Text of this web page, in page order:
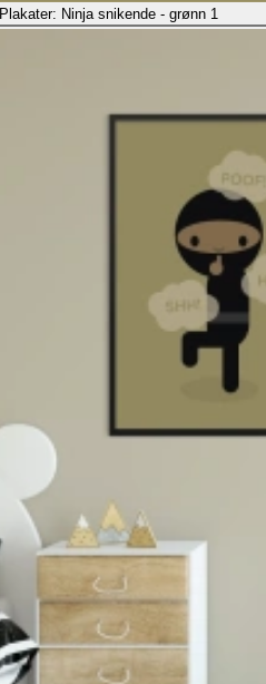
Plakater: Ninja snikende - grønn 1